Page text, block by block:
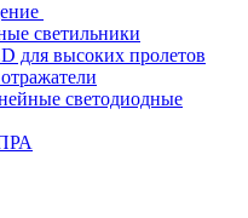
светильники
для высоких пролетов
светодиодные